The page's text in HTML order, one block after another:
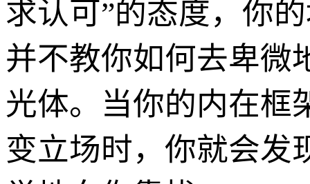
求认可”的态度，你
并不教你如何去卑微
光体。当你的内在框
变立场时，你就会发